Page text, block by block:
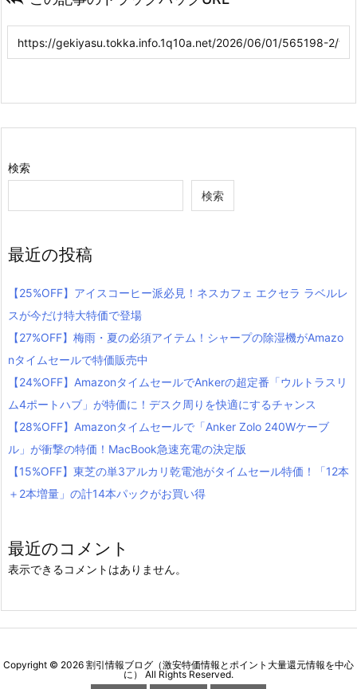
検索
検索
最近の投稿
【25%OFF】アイスコーヒー派必見！ネスカフェ エクセラ ラベルレ
スが今だけ特大特価で登場
【27%OFF】梅雨・夏の必須アイテム！シャープの除湿機がAmazo
nタイムセールで特価販売中
【24%OFF】AmazonタイムセールでAnkerの超定番「ウルトラスリ
ム4ポートハブ」が特価に！デスク周りを快適にするチャンス
【28%OFF】Amazonタイムセールで「Anker Zolo 240Wケーブ
ル」が衝撃の特価！MacBook急速充電の決定版
【15%OFF】東芝の単3アルカリ乾電池がタイムセール特価！「12本
＋2本増量」の計14本パックがお買い得
最近のコメント
表示できるコメントはありません。
Copyright © 2026 割引情報ブログ（激安特価情報とポイント大量還元情報を中心
に）
All Rights Reserved.